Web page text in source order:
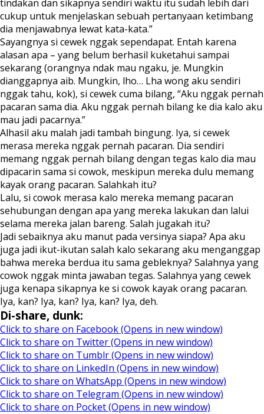
tindakan dan sikapnya sendiri waktu itu sudah lebih dari
cukup untuk menjelaskan sebuah pertanyaan ketimbang
dia menjawabnya lewat kata-kata.”
Sayangnya si cewek nggak sependapat. Entah karena
alasan apa – yang belum berhasil kuketahui sampai
sekarang (orangnya ndak mau ngaku, je. Mungkin
dianggapnya aib. Mungkin, lho… Lha wong aku sendiri
nggak tahu, kok), si cewek cuma bilang, “Aku nggak pernah
pacaran sama dia. Aku nggak pernah bilang ke dia kalo aku
mau jadi pacarnya.”
Alhasil aku malah jadi tambah bingung. Iya, si cewek
merasa mereka nggak pernah pacaran. Dia sendiri
memang nggak pernah bilang dengan tegas kalo dia mau
dipacarin sama si cowok, meskipun mereka dulu memang
kayak orang pacaran. Salahkah itu?
Lalu, si cowok merasa kalo mereka memang pacaran
sehubungan dengan apa yang mereka lakukan dan lalui
selama mereka jalan bareng. Salah jugakah itu?
Jadi sebaiknya aku manut pada versinya siapa? Apa aku
juga jadi ikut-ikutan salah kalo sekarang aku menganggap
bahwa mereka berdua itu sama gebleknya? Salahnya yang
cowok nggak minta jawaban tegas. Salahnya yang cewek
juga kenapa sikapnya ke si cowok kayak orang pacaran.
Iya, kan? Iya, kan? Iya, kan? Iya, deh.
Di-share, dunk:
Click to share on Facebook (Opens in new window)
Click to share on Twitter (Opens in new window)
Click to share on Tumblr (Opens in new window)
Click to share on LinkedIn (Opens in new window)
Click to share on WhatsApp (Opens in new window)
Click to share on Telegram (Opens in new window)
Click to share on Pocket (Opens in new window)